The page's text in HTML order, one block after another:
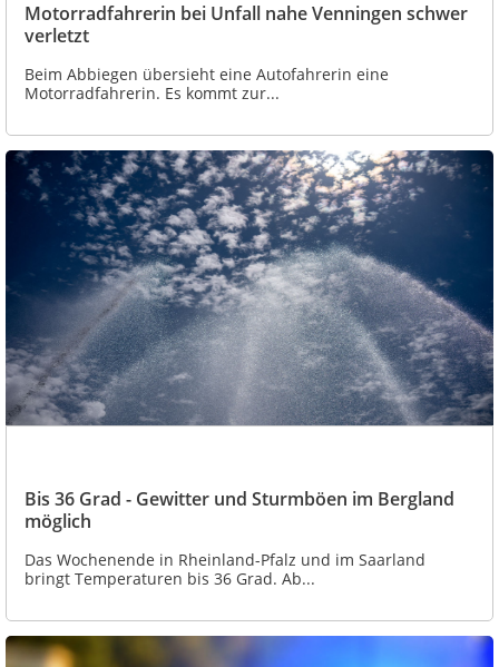
Motorradfahrerin bei Unfall nahe Venningen schwer
verletzt
Beim Abbiegen übersieht eine Autofahrerin eine
Motorradfahrerin. Es kommt zur...
Bis 36 Grad - Gewitter und Sturmböen im Bergland
möglich
Das Wochenende in Rheinland-Pfalz und im Saarland
bringt Temperaturen bis 36 Grad. Ab...